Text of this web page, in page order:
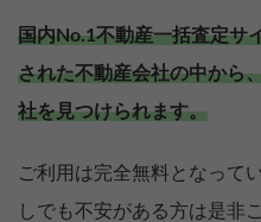
国内No.1不動産一括査定サ
された不動産会社の中から
社を見つけられます。
ご利用は完全無料となって
しでも不安がある方は是非